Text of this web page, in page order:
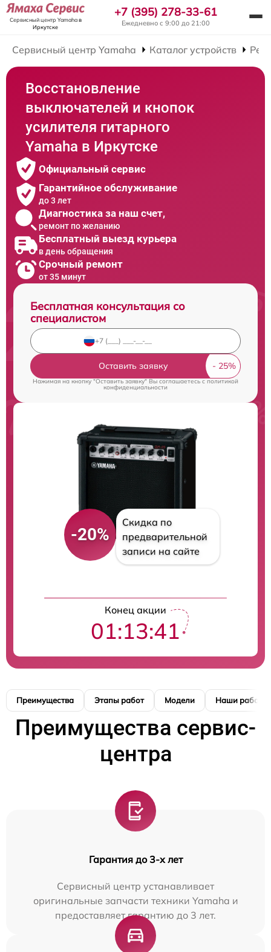
Сервисный центр Yamahaв
Иркутске
+7 (395) 278-33-61
Ежедневно с 9:00 до 21:00
Сервисный центр Yamaha Каталог устройств
Восстановление
выключателей и кнопок
усилителя гитарного
Yamaha в Иркутске
Официальный сервис
Гарантийное обслуживание
до 3 лет
Диагностика за наш счет,
ремонт по желанию
Бесплатный выезд курьера
в день обращения
Срочный ремонт
от 35 минут
Бесплатная консультация со
специалистом
Оставить заявку
Нажимая на кнопку "Оставить заявку" Вы соглашаетесь cполитикой
конфиденциальности
-20%
Скидка по
предварительной
записи на сайте
Конец акции
01:13:40
Преимущества Этапы работ Модели Наши работы
Преимущества сервис-
центра
Гарантия до 3-х лет
Сервисный центр устанавливает
оригинальные запчасти техники Yamaha и
предоставляет гарантию до 3 лет.